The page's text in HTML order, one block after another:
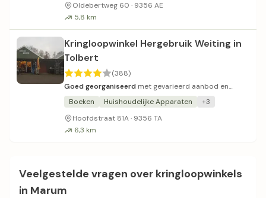
Oldebertweg 60 · 9356 AE
5,8 km
Kringloopwinkel Hergebruik Weiting in
Tolbert
(388)
Goed georganiseerd met gevarieerd aanbod en
vriendelijk personeel.
Boeken Huishoudelijke Apparaten
+3
Hoofdstraat 81A · 9356 TA
6,3 km
Veelgestelde vragen over kringloopwinkels
in Marum